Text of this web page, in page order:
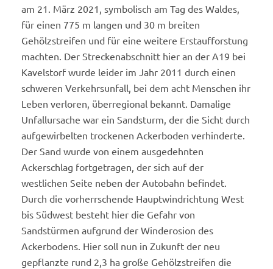
am 21. März 2021, symbolisch am Tag des Waldes,
für einen 775 m langen und 30 m breiten
Gehölzstreifen und für eine weitere Erstaufforstung
machten. Der Streckenabschnitt hier an der A19 bei
Kavelstorf wurde leider im Jahr 2011 durch einen
schweren Verkehrsunfall, bei dem acht Menschen ihr
Leben verloren, überregional bekannt. Damalige
Unfallursache war ein Sandsturm, der die Sicht durch
aufgewirbelten trockenen Ackerboden verhinderte.
Der Sand wurde von einem ausgedehnten
Ackerschlag fortgetragen, der sich auf der
westlichen Seite neben der Autobahn befindet.
Durch die vorherrschende Hauptwindrichtung West
bis Südwest besteht hier die Gefahr von
Sandstürmen aufgrund der Winderosion des
Ackerbodens. Hier soll nun in Zukunft der neu
gepflanzte rund 2,3 ha große Gehölzstreifen die